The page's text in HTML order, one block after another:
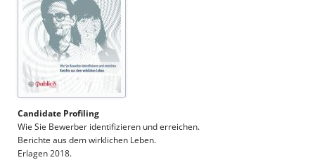
Candidate Profiling
Wie Sie Bewerber identifizieren und erreichen.
Berichte aus dem wirklichen Leben.
Erlagen 2018.